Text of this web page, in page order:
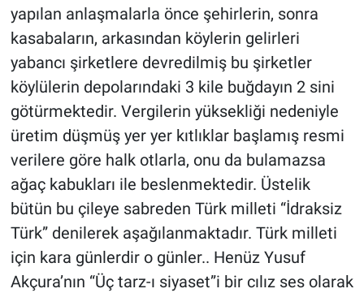
yapılan anlaşmalarla önce şehirlerin, sonra
kasabaların, arkasından köylerin gelirleri
yabancı şirketlere devredilmiş bu şirketler
köylülerin depolarındaki 3 kile buğdayın 2 sini
götürmektedir. Vergilerin yüksekliği nedeniyle
üretim düşmüş yer yer kıtlıklar başlamış resmi
verilere göre halk otlarla, onu da bulamazsa
ağaç kabukları ile beslenmektedir. Üstelik
bütün bu çileye sabreden Türk milleti “İdraksiz
Türk” denilerek aşağılanmaktadır. Türk milleti
için kara günlerdir o günler.. Henüz Yusuf
Akçura’nın “Üç tarz-ı siyaset”i bir cılız ses olarak